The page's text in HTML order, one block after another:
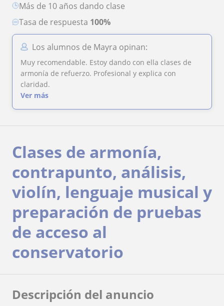
más de 10 años dando clase
Tasa de respuesta 100%
Los alumnos de Mayra opinan:
Muy recomendable. Estoy dando con ella clases de
armonía de refuerzo. Profesional y explica con
claridad.
Ver más
Clases de armonía,
contrapunto, análisis,
violín, lenguaje musical y
preparación de pruebas
de acceso al
conservatorio
Descripción del anuncio